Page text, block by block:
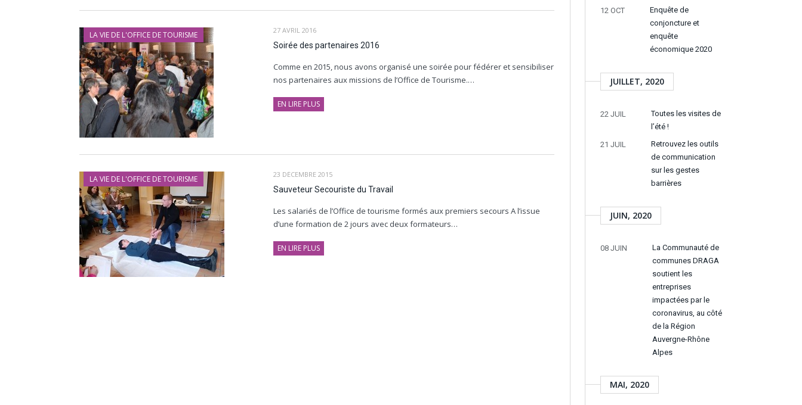
LA VIE DE L'OFFICE DE TOURISME 27 AVRIL 2016
Soirée des partenaires 2016
Comme en 2015, nous avons organisé une soirée pour fédérer et sensibiliser
nos partenaires aux missions de l’Office de Tourisme.…
EN LIRE PLUS
LA VIE DE L'OFFICE DE TOURISME 23 DÉCEMBRE 2015
Sauveteur Secouriste du Travail
Les salariés de l’Office de tourisme formés aux premiers secours A l’issue
d’une formation de 2 jours avec deux formateurs…
EN LIRE PLUS
12 OCT
Enquête de
conjoncture et
enquête
économique 2020
JUILLET, 2020
22 JUIL
Toutes les visites de
l’été !
21 JUIL
Retrouvez les outils
de communication
sur les gestes
barrières
JUIN, 2020
08 JUIN
La Communauté de
communes DRAGA
soutient les
entreprises
impactées par le
coronavirus, au côté
de la Région
Auvergne-Rhône
Alpes
MAI, 2020